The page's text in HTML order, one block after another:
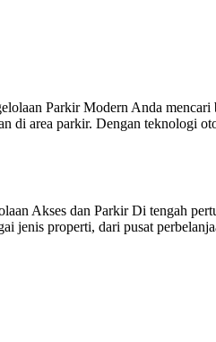
Parkir Modern Anda
di area parkir. Dengan teknologi
Akses dan Parkir Di tengah
jenis properti, dari pusat